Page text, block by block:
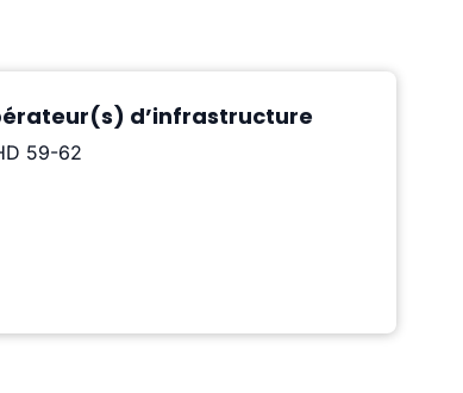
d’infrastructure
59-62